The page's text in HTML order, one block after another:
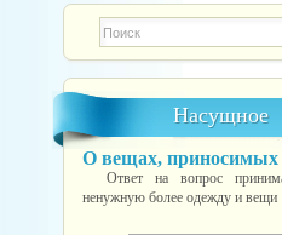
Форма поиска
TESTINS
Насущное
О вещах, приносимых
Ответ на вопрос
ненужную более одежду и вещи